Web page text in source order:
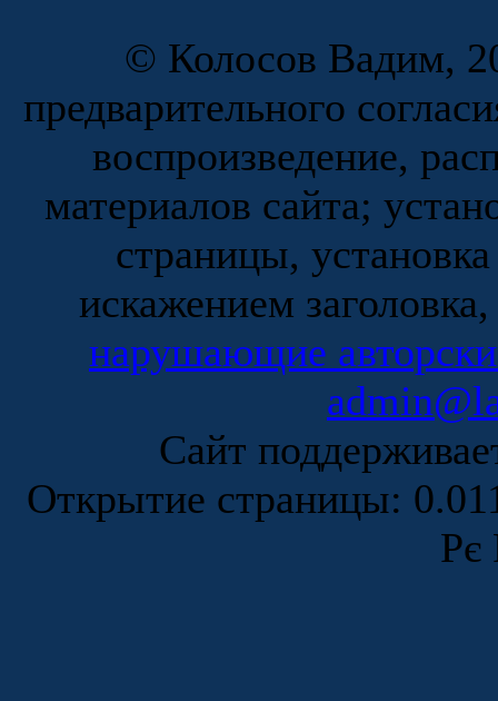
© Колосов Вадим,
предварительного
воспроизведение,
материалов сайта;
страницы,
искажением
нарушающие
Сайт
Открытие страницы:
Рє